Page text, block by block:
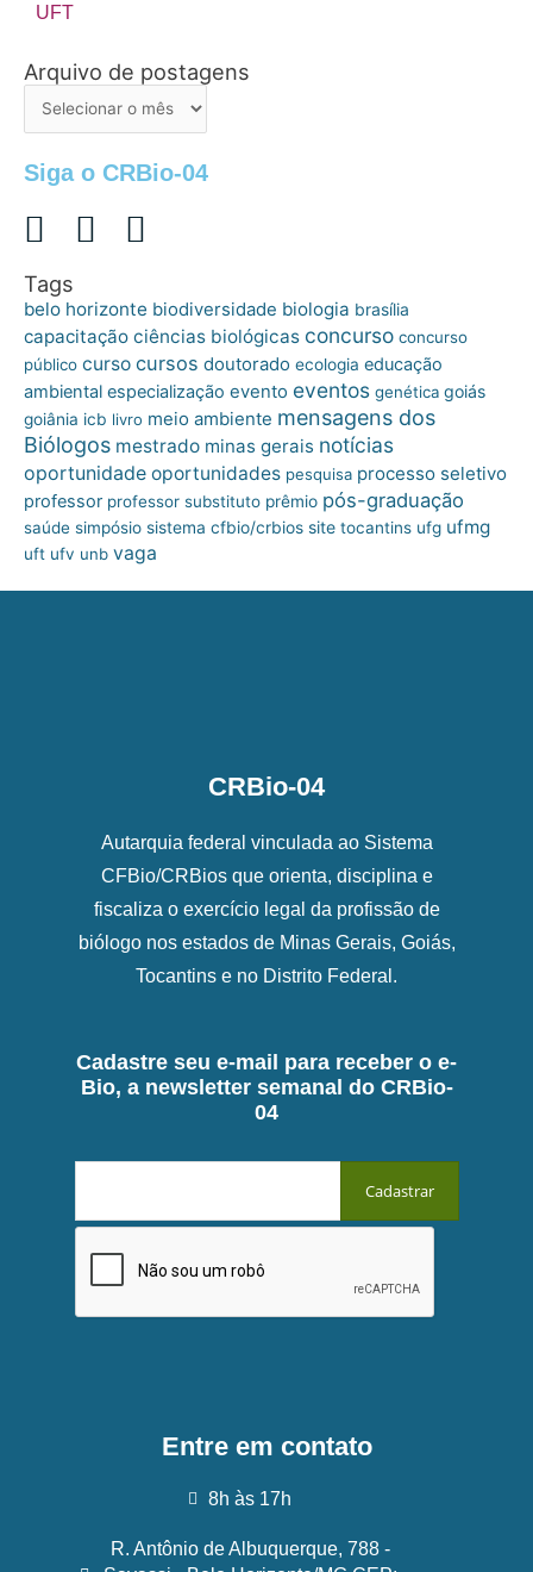
UFT
Arquivo de postagens
Arquivo
Siga o CRBio-04
Tags
belo horizonte biodiversidade biologia brasília
capacitação ciências biológicas concurso concurso
público curso cursos doutorado ecologia educação
ambiental especialização evento eventos genética goiás
goiânia icb livro meio ambiente mensagens dos
Biólogos mestrado minas gerais notícias
oportunidade oportunidades pesquisa processo seletivo
professor professor substituto prêmio pós-graduação
saúde simpósio sistema cfbio/crbios site tocantins ufg ufmg
uft ufv unb vaga
CRBio-04
Autarquia federal vinculada ao Sistema
CFBio/CRBios que orienta, disciplina e
fiscaliza o exercício legal da profissão de
biólogo nos estados de Minas Gerais, Goiás,
Tocantins e no Distrito Federal.
Cadastre seu e-mail para receber o e-
Bio, a newsletter semanal do CRBio-
04
Entre em contato
8h às 17h
R. Antônio de Albuquerque, 788 -